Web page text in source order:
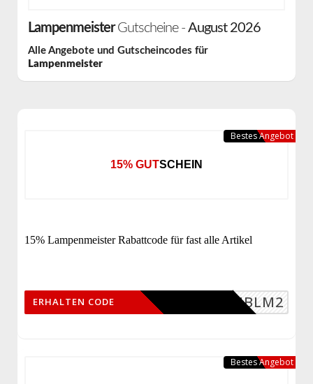
LampenmeisterGutscheine - August 2026
Alle Angebote und Gutscheincodes für
Lampenmeister
15% GUTSCHEIN
15% Lampenmeister Rabattcode für fast alle Artikel
JBLM2
ERHALTEN CODE
Bestes Angebot
Bestes Angebot